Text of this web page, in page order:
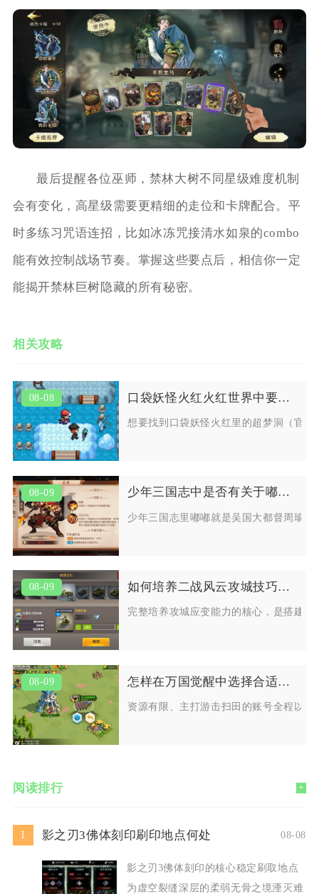
最后提醒各位巫师，禁林大树不同星级难度机制
会有变化，高星级需要更精细的走位和卡牌配合。平
时多练习咒语连招，比如冰冻咒接清水如泉的combo
能有效控制战场节奏。掌握这些要点后，相信你一定
能揭开禁林巨树隐藏的所有秘密。
相关攻略
08-08 口袋妖怪火红火红世界中要如何找到超梦洞
想要找到口袋妖怪火红里的超梦洞（官
08-09 少年三国志中是否有关于嘟嘟的背景故事
少年三国志里嘟嘟就是吴国大都督周瑜
08-09 如何培养二战风云攻城技巧的应变能力
完整培养攻城应变能力的核心，是搭建
08-09 怎样在万国觉醒中选择合适的骑兵等级
资源有限、主打游击扫田的账号全程以
阅读排行 +
1 影之刃3佛体刻印刷印地点何处 08-08
影之刃3佛体刻印的核心稳定刷取地点
为虚空裂缝深层的柔弱无骨之境湮灭难